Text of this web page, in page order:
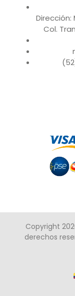
Dirección:
Col.
Copyright
derechos